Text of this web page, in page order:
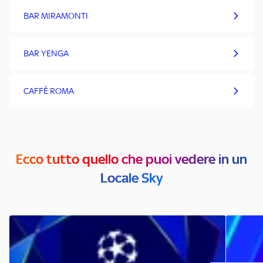
BAR MIRAMONTI
BAR YENGA
CAFFÈ ROMA
Ecco tutto quello che puoi vedere in un
Locale Sky